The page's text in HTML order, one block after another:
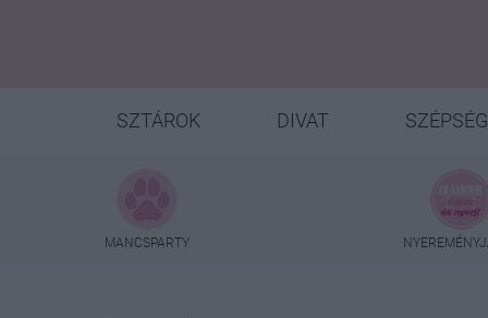
SZTÁROK DIVAT SZÉPSÉG
MANCSPARTY